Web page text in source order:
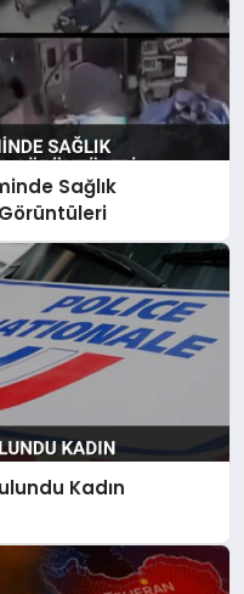
Sağlık
Kadın